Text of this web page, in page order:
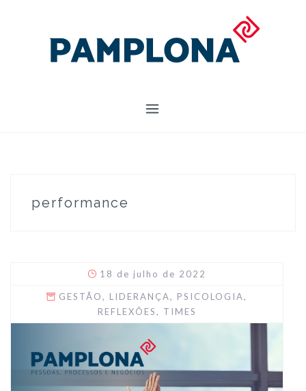
performance
18 de julho de 2022
GESTÃO, LIDERANÇA, PSICOLOGIA,
REFLEXÕES, TIMES